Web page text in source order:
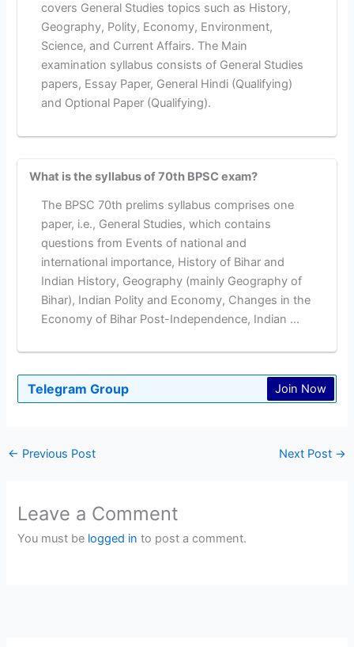
covers General Studies topics such as History,
Geography, Polity, Economy, Environment,
Science, and Current Affairs. The Main
examination syllabus consists of General Studies
papers, Essay Paper, General Hindi (Qualifying)
and Optional Paper (Qualifying).
What is the syllabus of 70th BPSC exam?
The BPSC 70th prelims syllabus comprises one
paper, i.e., General Studies, which contains
questions from Events of national and
international importance, History of Bihar and
Indian History, Geography (mainly Geography of
Bihar), Indian Polity and Economy, Changes in the
Economy of Bihar Post-Independence, Indian ...
Telegram Group Join Now
← Previous Post Next Post →
Leave a Comment
You must be logged in to post a comment.